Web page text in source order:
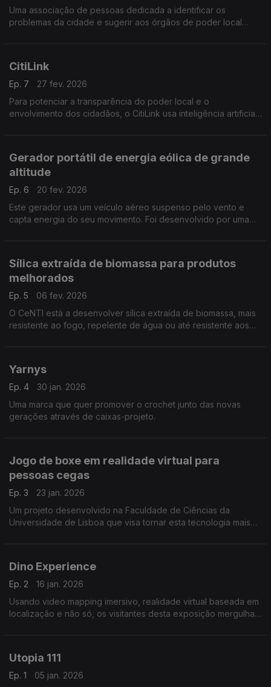
Uma associação de pessoas dedicada a identificar os
problemas da cidade e sugerir aos órgãos de poder local
CitiLink
Ep. 7
27 fev. 2026
Para potenciar a transparência do poder local e o
envolvimento dos cidadãos, o CitiLink usa inteligência artificial
Gerador portátil de energia eólica de grande
altitude
Ep. 6
20 fev. 2026
Este gerador usa um veículo aéreo suspenso pelo vento e
capta energia do seu movimento. Foi desenvolvido por uma
Sílica extraída de biomassa para produtos
melhorados
Ep. 5
06 fev. 2026
O CeNTI está a desenvolver sílica extraída de biomassa, mais
resistente ao fogo, repelente de água ou até resistente aos
Yarnys
Ep. 4
30 jan. 2026
Uma marca que quer promover o crochet junto das novas
gerações através de caixas-projeto.
Jogo de boxe em realidade virtual para
pessoas cegas
Ep. 3
23 jan. 2026
Um projeto desenvolvido na Faculdade de Ciências da
Universidade de Lisboa que visa tornar esta tecnologia mais
Dino Experience
Ep. 2
16 jan. 2026
Usando video mapping imersivo, realidade virtual baseada em
localização e não só, os visitantes desta exposição mergulham
Utopia 111
Ep. 1
05 jan. 2026